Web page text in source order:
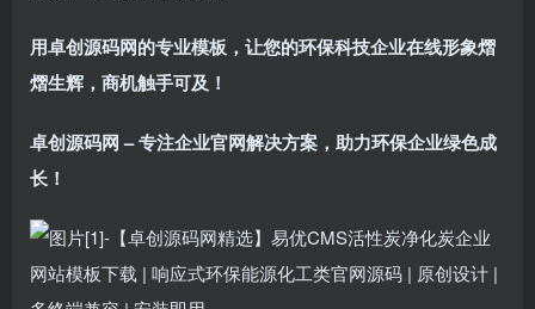
用卓创源码网的专业模板，让您的环保科技企业在线形象熠
熠生辉，商机触手可及！​
卓创源码网 – 专注企业官网解决方案，助力环保企业绿色成
长！